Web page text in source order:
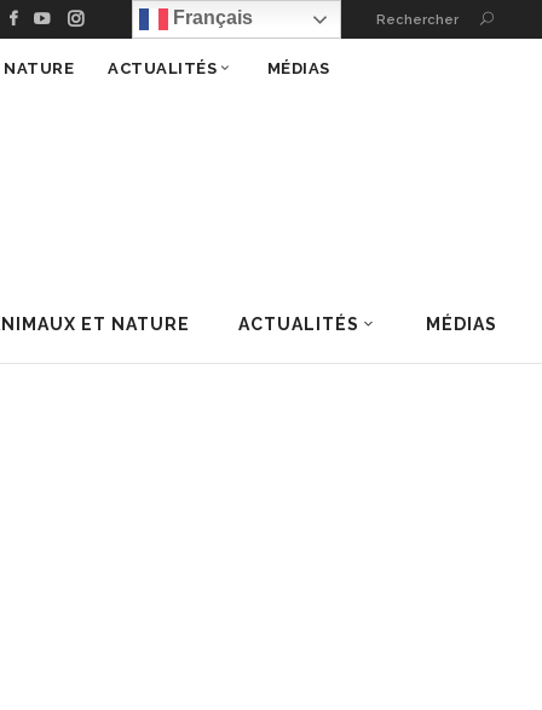
Français Rechercher
ET NATURE ACTUALITÉS MÉDIAS
ACTUALITÉS MÉDIAS